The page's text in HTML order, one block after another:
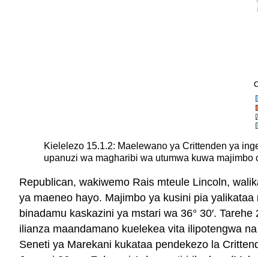
Kielelezo 15.1.2: Maelewano ya Crittenden ya
upanuzi wa magharibi wa utumwa kuwa
Republican, wakiwemo Rais mteule Lincoln,
ya maeneo hayo. Majimbo ya kusini pia
binadamu kaskazini ya mstari wa 36° 30′.
ilianza maandamano kuelekea vita ilipotengwa
Seneti ya Marekani kukataa pendekezo la